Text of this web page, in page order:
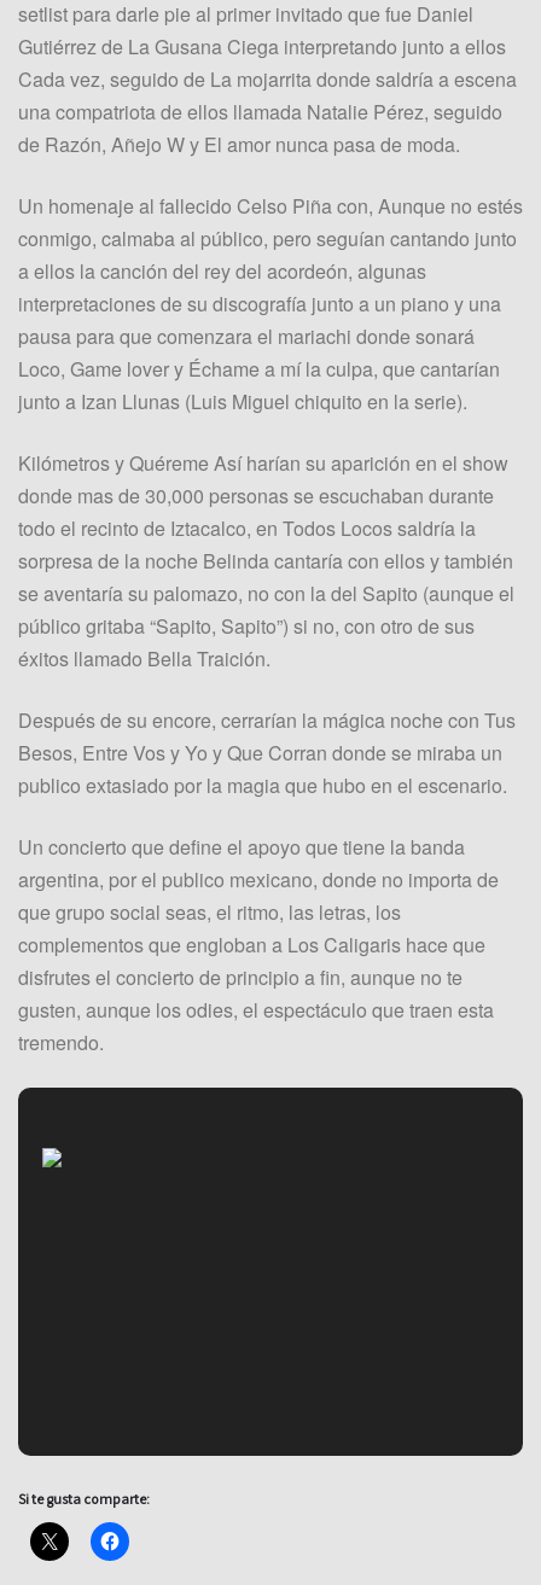
setlist para darle pie al primer invitado que fue Daniel
Gutiérrez de La Gusana Ciega interpretando junto a ellos
Cada vez, seguido de La mojarrita donde saldría a escena
una compatriota de ellos llamada Natalie Pérez, seguido
de Razón, Añejo W y El amor nunca pasa de moda.
Un homenaje al fallecido Celso Piña con, Aunque no estés
conmigo, calmaba al público, pero seguían cantando junto
a ellos la canción del rey del acordeón, algunas
interpretaciones de su discografía junto a un piano y una
pausa para que comenzara el mariachi donde sonará
Loco, Game lover y Échame a mí la culpa, que cantarían
junto a Izan Llunas (Luis Miguel chiquito en la serie).
Kilómetros y Quéreme Así harían su aparición en el show
donde mas de 30,000 personas se escuchaban durante
todo el recinto de Iztacalco, en Todos Locos saldría la
sorpresa de la noche Belinda cantaría con ellos y también
se aventaría su palomazo, no con la del Sapito (aunque el
público gritaba “Sapito, Sapito”) si no, con otro de sus
éxitos llamado Bella Traición.
Después de su encore, cerrarían la mágica noche con Tus
Besos, Entre Vos y Yo y Que Corran donde se miraba un
publico extasiado por la magia que hubo en el escenario.
Un concierto que define el apoyo que tiene la banda
argentina, por el publico mexicano, donde no importa de
que grupo social seas, el ritmo, las letras, los
complementos que engloban a Los Caligaris hace que
disfrutes el concierto de principio a fin, aunque no te
gusten, aunque los odies, el espectáculo que traen esta
tremendo.
Si te gusta comparte: